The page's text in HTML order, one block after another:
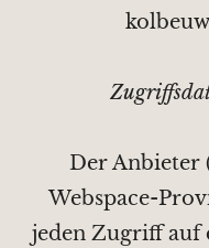
Der Anbieter
Webspace-
jeden Zugriff auf